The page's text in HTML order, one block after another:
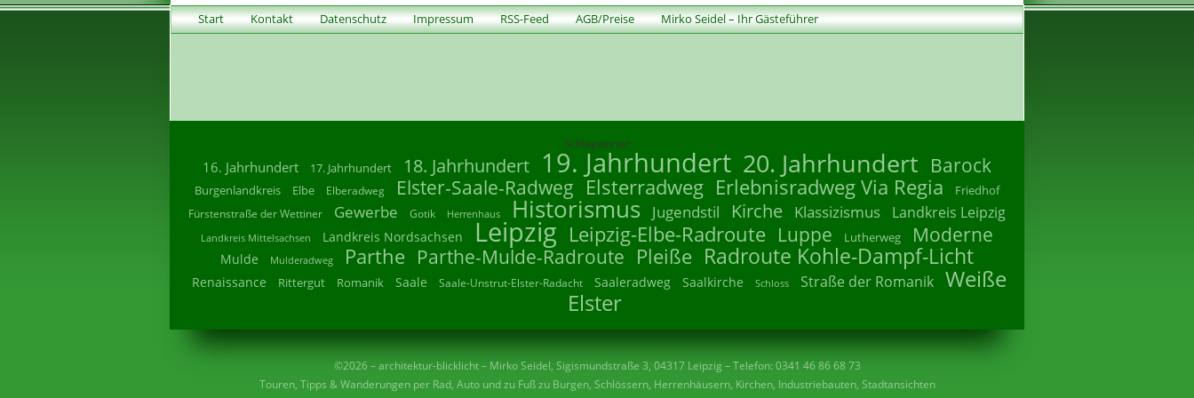
Start Kontakt Datenschutz Impressum RSS-Feed AGB/Preise Mirko Seidel – Ihr Gästeführer
Schlagwörter
16. Jahrhundert 17. Jahrhundert 18. Jahrhundert 19. Jahrhundert 20. Jahrhundert Barock
Burgenlandkreis Elbe Elberadweg Elster-Saale-Radweg Elsterradweg Erlebnisradweg Via Regia Friedhof
Fürstenstraße der Wettiner Gewerbe Gotik Herrenhaus Historismus Jugendstil Kirche Klassizismus Landkreis Leipzig
Landkreis Mittelsachsen Landkreis Nordsachsen Leipzig Leipzig-Elbe-Radroute Luppe Lutherweg Moderne
Mulde Mulderadweg Parthe Parthe-Mulde-Radroute Pleiße Radroute Kohle-Dampf-Licht
Renaissance Rittergut Romanik Saale Saale-Unstrut-Elster-Radacht Saaleradweg Saalkirche Schloss Straße der Romanik Weiße
Elster
©2026 – architektur-blicklicht – Mirko Seidel, Sigismundstraße 3, 04317 Leipzig – Telefon: 0341 46 86 68 73
Touren, Tipps & Wanderungen per Rad, Auto und zu Fuß zu Burgen, Schlössern, Herrenhäusern, Kirchen, Industriebauten, Stadtansichten